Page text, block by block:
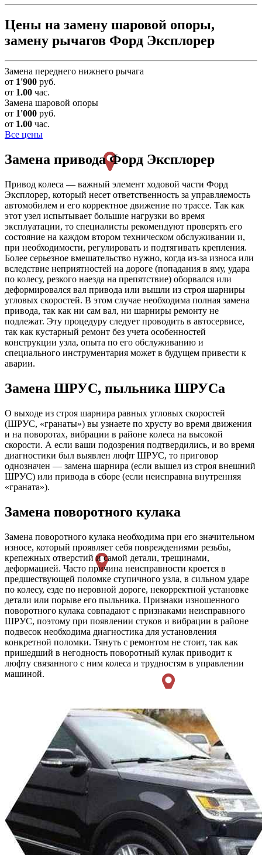
Цены на замену шаровой опоры,
замену рычагов Форд Эксплорер
Замена переднего нижнего рычага
от 1'900 руб.
от 1.00 час.
Замена шаровой опоры
от 1'000 руб.
от 1.00 час.
Все цены
Замена привода Форд Эксплорер
Привод колеса — важный элемент ходовой части Форд
Эксплорер, который несет ответственность за управляемость
автомобилем и его корректное движение по трассе. Так как
этот узел испытывает большие нагрузки во время
эксплуатации, то специалисты рекомендуют проверять его
состояние на каждом втором техническом обслуживании и,
при необходимости, регулировать и подтягивать крепления.
Более серьезное вмешательство нужно, когда из-за износа или
вследствие неприятностей на дороге (попадания в яму, удара
по колесу, резкого наезда на препятствие) оборвался или
деформировался вал привода или вышли из строя шарниры
угловых скоростей. В этом случае необходима полная замена
привода, так как ни сам вал, ни шарниры ремонту не
подлежат. Эту процедуру следует проводить в автосервисе,
так как кустарный ремонт без учета особенностей
конструкции узла, опыта по его обслуживанию и
специального инструментария может в будущем привести к
аварии.
Замена ШРУС, пыльника ШРУСа
О выходе из строя шарнира равных угловых скоростей
(ШРУС, «гранаты») вы узнаете по хрусту во время движения
и на поворотах, вибрации в районе колеса на высокой
скорости. А если ваши подозрения подтвердились, и во время
диагностики был выявлен люфт ШРУС, то приговор
однозначен — замена шарнира (если вышел из строя внешний
ШРУС) или привода в сборе (если неисправна внутренняя
«граната»).
Замена поворотного кулака
Замена поворотного кулака необходима при его значительном
износе, который проявляет себя повреждениями резьбы,
крепежных отверстий и самой детали, трещинами,
деформацией. Часто причина неисправности кроется в
предшествующей поломке ступичного узла, в сильном ударе
по колесу, езде по неровной дороге, некорректной установке
детали или порыве его пыльника. Признаки изношенного
поворотного кулака совпадают с признаками неисправного
ШРУС, поэтому при появлении стуков и вибрации в районе
подвесок необходима диагностика для установления
конкретной поломки. Тянуть с ремонтом не стоит, так как
пришедший в негодность поворотный кулак приводит к
люфту связанного с ним колеса и трудностям в управлении
машиной.